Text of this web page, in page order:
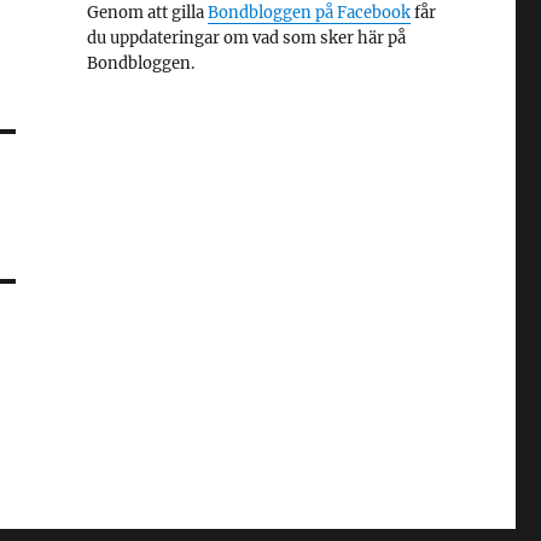
Genom att gillaBondbloggen på Facebookfår
du uppdateringar om vad som sker här på
Bondbloggen.